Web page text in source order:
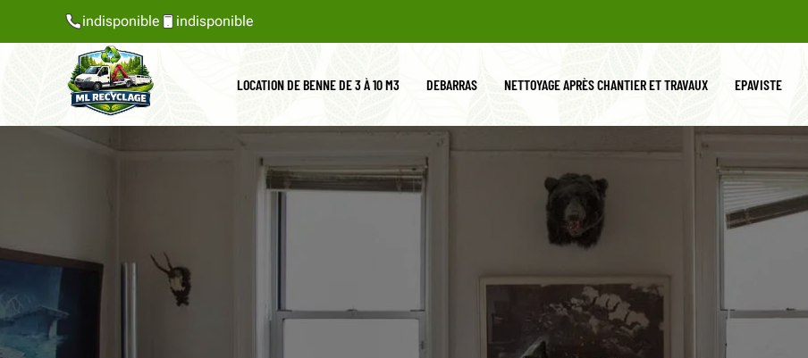
indisponible indisponible
LOCATION DE BENNE DE 3 À 10 M3 DEBARRAS NETTOYAGE APRÈS CHANTIER ET TRAVAUX EPAVISTE